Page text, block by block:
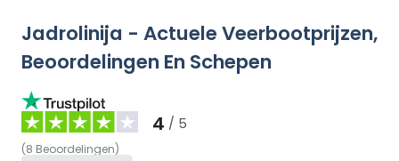
Jadrolinija - Actuele Veerbootprijzen,
Beoordelingen En Schepen
4 / 5
(8 Beoordelingen)